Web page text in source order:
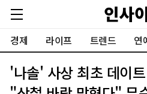
경제 라이프 트렌드 연
'나솔' 사상 최초 데이